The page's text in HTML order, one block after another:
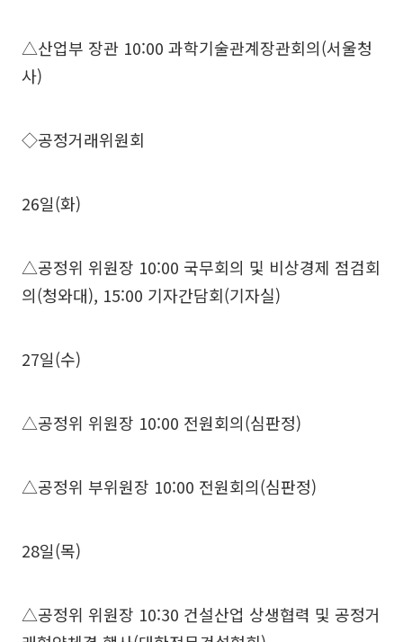
△산업부 장관 10:00 과학기술관계장관회의(서울청
사)
◇공정거래위원회
26일(화)
△공정위 위원장 10:00 국무회의 및 비상경제 점검회
의(청와대), 15:00 기자간담회(기자실)
27일(수)
△공정위 위원장 10:00 전원회의(심판정)
△공정위 부위원장 10:00 전원회의(심판정)
28일(목)
△공정위 위원장 10:30 건설산업 상생협력 및 공정거